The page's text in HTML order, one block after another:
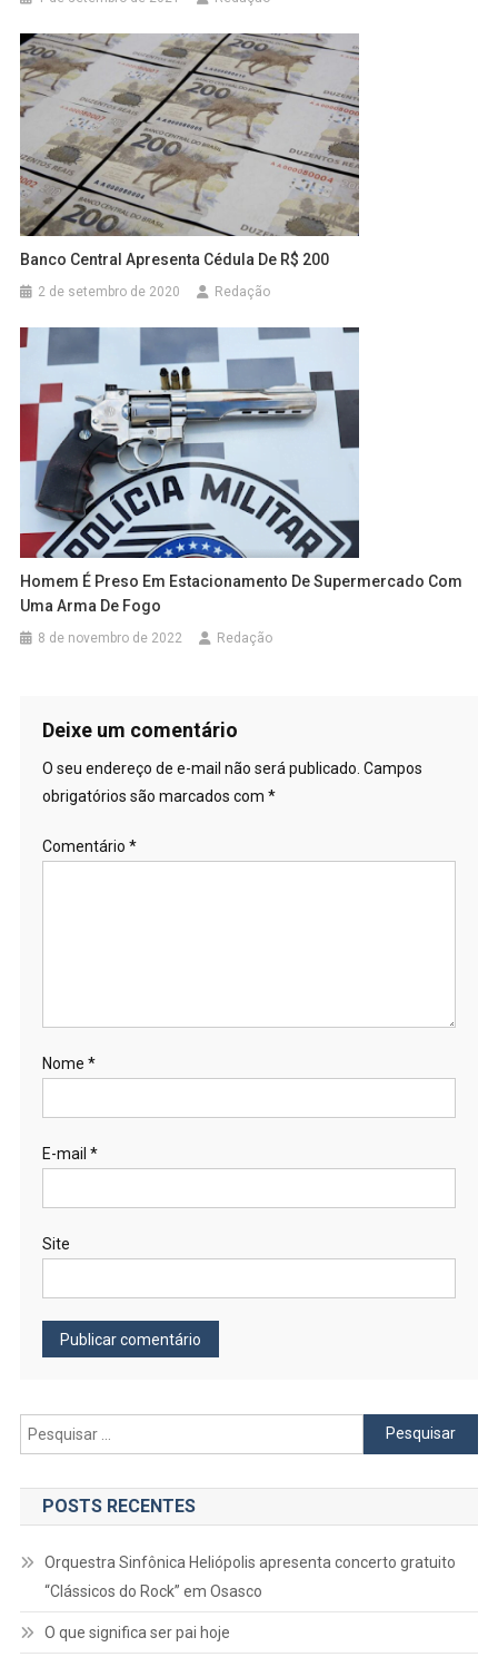
Banco Central Apresenta Cédula De R$ 200
2 de setembro de 2020 Redação
Homem É Preso Em Estacionamento De Supermercado Com
Uma Arma De Fogo
8 de novembro de 2022 Redação
Deixe um comentário
O seu endereço de e-mail não será publicado. Campos
obrigatórios são marcados com *
Comentário *
Nome *
E-mail *
Site
Pesquisar
por:
POSTS RECENTES
Orquestra Sinfônica Heliópolis apresenta concerto gratuito
“Clássicos do Rock” em Osasco
O que significa ser pai hoje